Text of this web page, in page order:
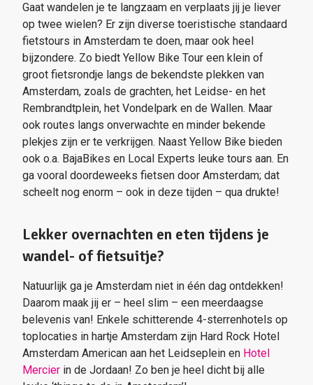
Gaat wandelen je te langzaam en verplaats jij je liever
op twee wielen? Er zijn diverse toeristische standaard
fietstours in Amsterdam te doen, maar ook heel
bijzondere. Zo biedt Yellow Bike Tour een klein of
groot fietsrondje langs de bekendste plekken van
Amsterdam, zoals de grachten, het Leidse- en het
Rembrandtplein, het Vondelpark en de Wallen. Maar
ook routes langs onverwachte en minder bekende
plekjes zijn er te verkrijgen. Naast Yellow Bike bieden
ook o.a. BajaBikes en Local Experts leuke tours aan. En
ga vooral doordeweeks fietsen door Amsterdam; dat
scheelt nog enorm – ook in deze tijden – qua drukte!
Lekker overnachten en eten tijdens je
wandel- of fietsuitje?
Natuurlijk ga je Amsterdam niet in één dag ontdekken!
Daarom maak jij er – heel slim – een meerdaagse
belevenis van! Enkele schitterende 4-sterrenhotels op
toplocaties in hartje Amsterdam zijn Hard Rock Hotel
Amsterdam American aan het Leidseplein en Hotel
Mercier in de Jordaan! Zo ben je heel dicht bij alle